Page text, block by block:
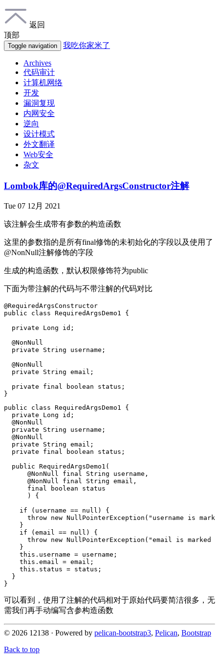
返回
顶部
Toggle navigation 我吃你家米了
Archives
代码审计
计算机网络
开发
漏洞复现
内网安全
逆向
设计模式
外文翻译
Web安全
杂文
Lombok库的@RequiredArgsConstructor注解
Tue 07 12月 2021
该注解会生成带有参数的构造函数
这里的参数指的是所有final修饰的未初始化的字段以及使用了
@NonNull注解修饰的字段
生成的构造函数，默认权限修饰符为public
下面为带注解的代码与不带注解的代码对比
@RequiredArgsConstructor
public
class RequiredArgsDemo1
{
private
Long id ;
@NonNull
private
String username ;
@NonNull
private
String email ;
private
final boolean status ;
}
public
class RequiredArgsDemo1
{
private
Long id ;
@NonNull
private
String username ;
@NonNull
private
String email ;
private
final boolean status ;
public RequiredArgsDemo1 (
@NonNull
final String username ,
@NonNull
final String email ,
final
boolean
status
)
{
if
( username == null )
{
throw new NullPointerException ( "username is
}
if
( email == null )
{
throw new NullPointerException ( "email is
}
this . username = username ;
this . email = email ;
this . status = status ;
}
}
可以看到，使用了注解的代码相对于原始代码要简洁很多，无
需我们再手动编写含参构造函数
© 2026 12138 · Powered by pelican-bootstrap3, Pelican, Bootstrap
Back to top